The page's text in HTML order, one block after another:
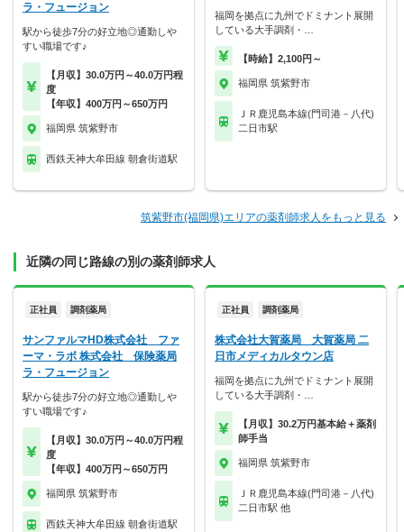
ラ・フュージョン
駅から徒歩7分の好立地◎通勤しや
すい職場です♪
【月収】30.0万円～40.0万円程
度
【年収】400万円～650万円
福岡県 筑紫野市
西鉄天神大牟田線 朝倉街道駅
福岡を拠点に九州でドミナント展開
している大手調剤・…
【時給】2,100円～
福岡県 筑紫野市
ＪＲ鹿児島本線(門司港－八代)
二日市駅
筑紫野市(福岡県)エリアの薬剤師求人をもっと見る
近隣の同じ路線の別の薬剤師求人
正社員 調剤薬局
サンファルマHD株式会社 ファ
ーマ・ラボ 株式会社 保険薬局
ラ・フュージョン
駅から徒歩7分の好立地◎通勤しや
すい職場です♪
【月収】30.0万円～40.0万円程
度
【年収】400万円～650万円
福岡県 筑紫野市
西鉄天神大牟田線 朝倉街道駅
正社員 調剤薬局
株式会社大賀薬局 大賀薬局 二
日市メディカルタウン店
福岡を拠点に九州でドミナント展開
している大手調剤・…
【月収】30.2万円基本給＋薬剤
師手当
福岡県 筑紫野市
ＪＲ鹿児島本線(門司港－八代)
二日市駅 他